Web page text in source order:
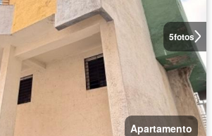
5fotos
Apartamento